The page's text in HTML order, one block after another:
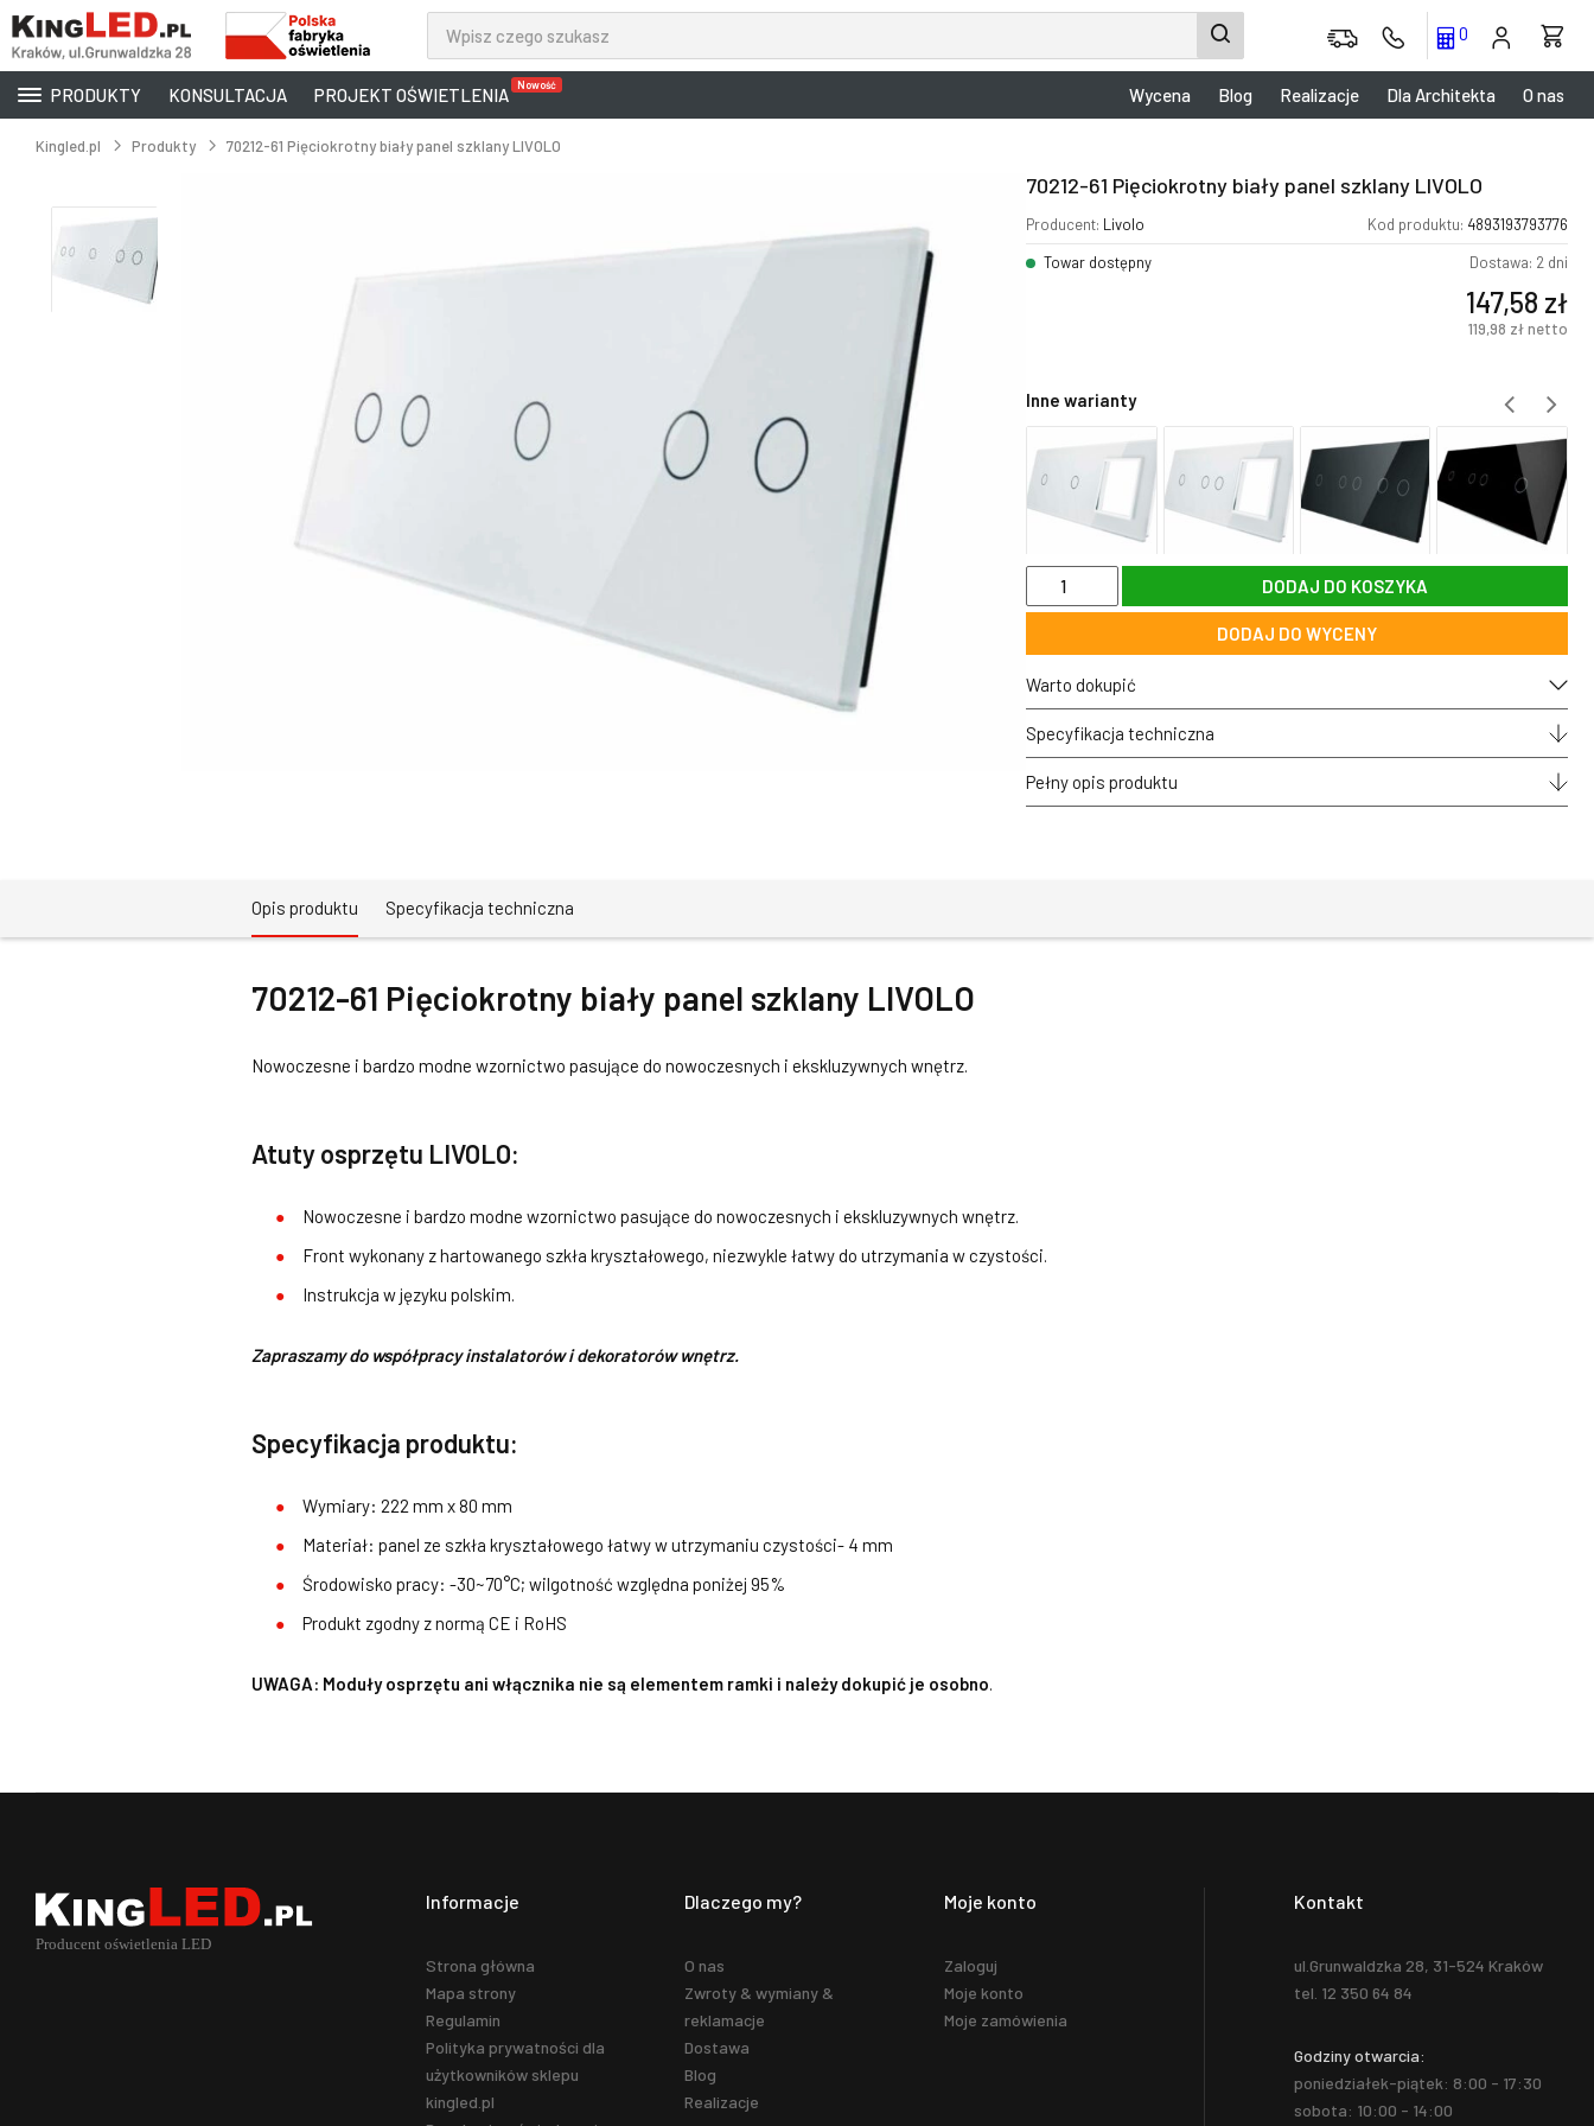
0
PRODUKTY KONSULTACJA PROJEKT OŚWIETLENIA Nowość Wycena Blog Realizacje Dla Architekta O nas
Kingled.pl Produkty 70212-61 Pięciokrotny biały panel szklany LIVOLO
70212-61 Pięciokrotny biały panel szklany LIVOLO
Producent: Livolo Kod produktu: 4893193793776
Towar dostępny
Dostawa: 2 dni
147,58 zł
119,98 złnetto
Inne warianty
70212-
61
biały
panel
szklany
LIVOLO
DODAJ DO KOSZYKA
DODAJ DO WYCENY
Warto dokupić
Specyfikacja techniczna
Pełny opis produktu
Opis produktu Specyfikacja techniczna
70212-61 Pięciokrotny biały panel szklany LIVOLO
Nowoczesne i bardzo modne wzornictwo pasujące do nowoczesnych i ekskluzywnych wnętrz.
Atuty osprzętu LIVOLO:
Nowoczesne i bardzo modne wzornictwo pasujące do nowoczesnych i ekskluzywnych wnętrz.
Front wykonany z hartowanego szkła kryształowego, niezwykle łatwy do utrzymania w czystości.
Instrukcja w języku polskim.
Zapraszamy do współpracy instalatorów i dekoratorów wnętrz.
Specyfikacja produktu:
Wymiary: 222 mm x 80 mm
Materiał: panel ze szkła kryształowego łatwy w utrzymaniu czystości- 4 mm
Środowisko pracy: -30~70°C; wilgotność względna poniżej 95%
Produkt zgodny z normą CE i RoHS
UWAGA: Moduły osprzętu ani włącznika nie są elementem ramki i należy dokupić je osobno.
Informacje
Strona główna
Mapa strony
Regulamin
Polityka prywatności dla
użytkowników sklepu
kingled.pl
Dlaczego my?
O nas
Zwroty & wymiany &
reklamacje
Dostawa
Blog
Realizacje
Moje konto
Zaloguj
Moje konto
Moje zamówienia
Kontakt
ul.Grunwaldzka 28, 31-524 Kraków
tel. 12 350 64 84
Godziny otwarcia:
poniedziałek-piątek: 8:00 - 17:30
sobota: 10:00 - 14:00